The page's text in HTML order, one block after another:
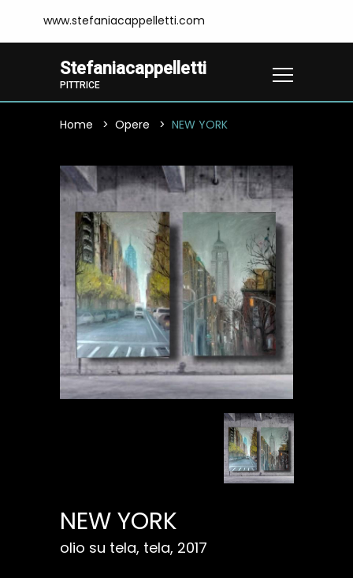
www.stefaniacappelletti.com
Stefaniacappelletti
PITTRICE
Home Opere NEW YORK
NEW YORK
olio su tela, tela, 2017